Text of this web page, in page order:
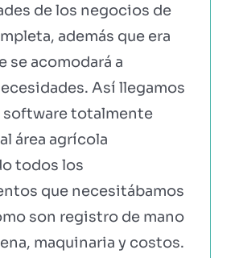
de los negocios de
además que era
se acomodará a
Así llegamos
software totalmente
área agrícola
todos los
que necesitábamos
son registro de mano
maquinaria y costos.